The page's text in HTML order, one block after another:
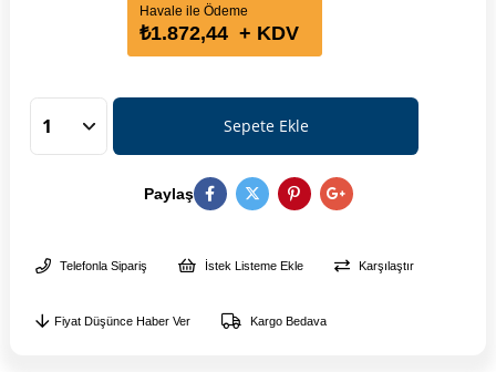
Havale ile Ödeme
₺1.872,44 + KDV
Paylaş
Telefonla Sipariş İstek Listeme Ekle Karşılaştır
Fiyat Düşünce Haber Ver Kargo Bedava